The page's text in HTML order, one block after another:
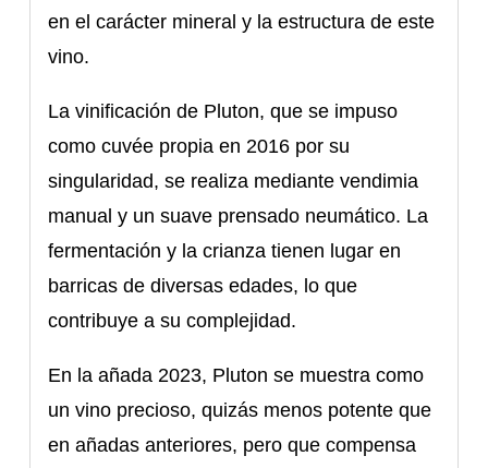
en el carácter mineral y la estructura de este
vino.
La vinificación de Pluton, que se impuso
como cuvée propia en 2016 por su
singularidad, se realiza mediante vendimia
manual y un suave prensado neumático. La
fermentación y la crianza tienen lugar en
barricas de diversas edades, lo que
contribuye a su complejidad.
En la añada 2023, Pluton se muestra como
un vino precioso, quizás menos potente que
en añadas anteriores, pero que compensa